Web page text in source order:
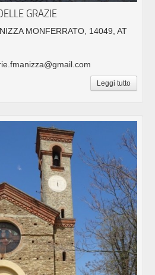
GRAZIE
MONFERRATO, 14049, AT
Leggi tutto